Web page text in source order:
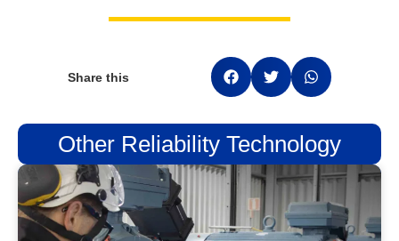
Share this
Other Reliability Technology